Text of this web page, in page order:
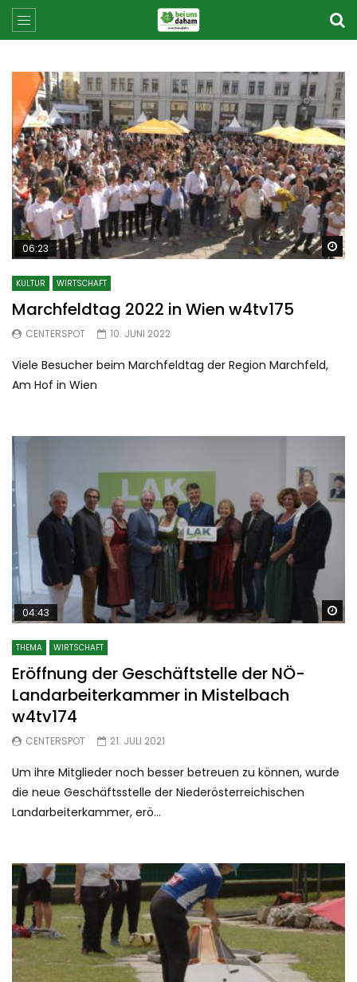
06:23
KULTUR WIRTSCHAFT
Marchfeldtag 2022 in Wien w4tv175
CENTERSPOT 10. JUNI 2022
Viele Besucher beim Marchfeldtag der Region Marchfeld,
Am Hof in Wien
04:43
THEMA WIRTSCHAFT
Eröffnung der Geschäftstelle der NÖ-
Landarbeiterkammer in Mistelbach
w4tv174
CENTERSPOT 21. JULI 2021
Um ihre Mitglieder noch besser betreuen zu können, wurde
die neue Geschäftsstelle der Niederösterreichischen
Landarbeiterkammer, erö...